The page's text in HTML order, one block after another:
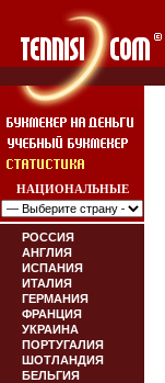
НАЦИОНАЛЬНЫЕ
РОССИЯ
АНГЛИЯ
ИСПАНИЯ
ИТАЛИЯ
ГЕРМАНИЯ
ФРАНЦИЯ
УКРАИНА
ПОРТУГАЛИЯ
ШОТЛАНДИЯ
БЕЛЬГИЯ